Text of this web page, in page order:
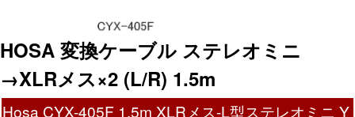
HOSA 変換ケーブル ステレオミニ
→XLRメス×2 (L/R) 1.5m
Hosa CYX-405F 1.5m XLRメス-L型ステレオミニ Y